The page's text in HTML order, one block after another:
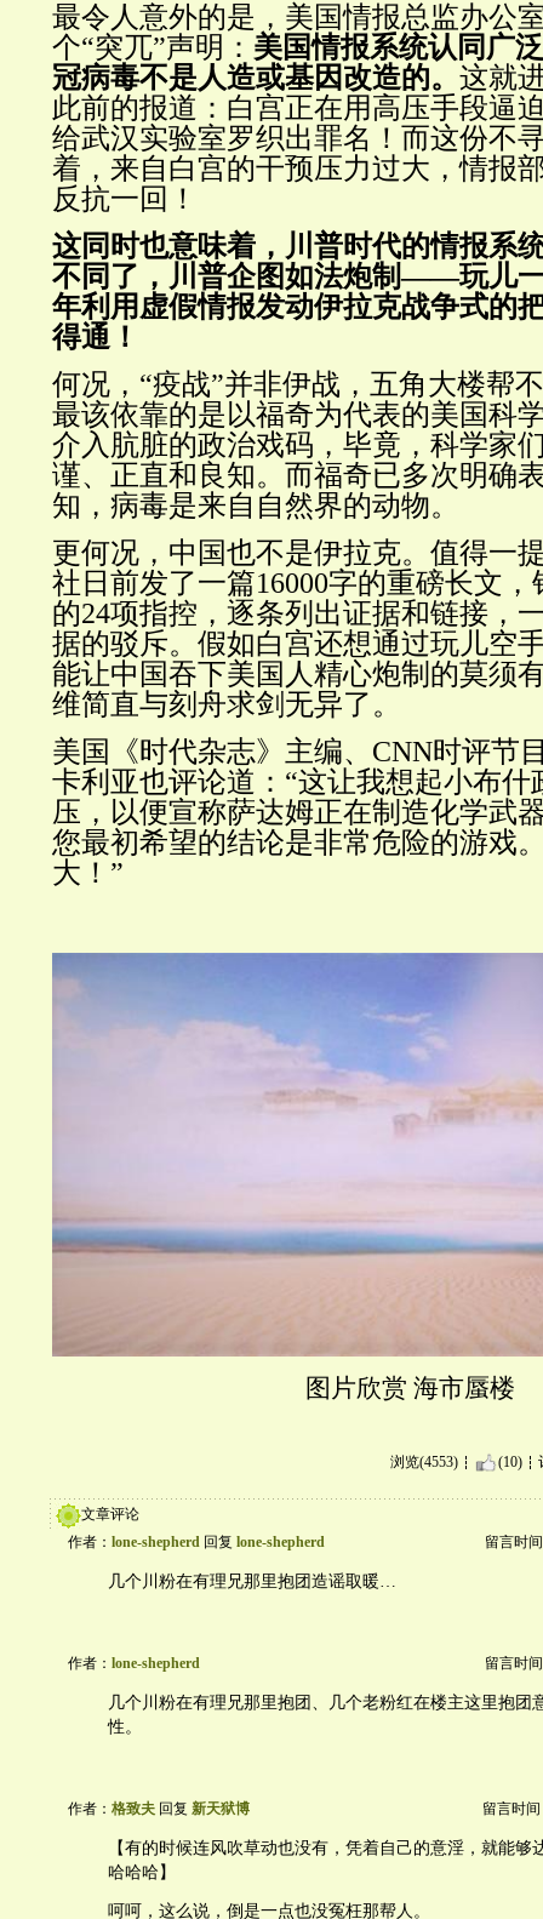
最令人意外的是，美国情报总监办公
个“突兀”声明： 美国情报系统认同广
冠病毒不是人造或基因改造的。 这就
此前的报道：白宫正在用高压手段逼
给武汉实验室罗织出罪名！而这份不
着，来自白宫的干预压力过大，情报
反抗一回！
这同时也意味着，川普时代的情报系
不同了，川普企图如法炮制——玩儿
年利用虚假情报发动伊拉克战争式的
得通！
何况，“疫战”并非伊战，五角大楼帮
最该依靠的是以福奇为代表的美国科
介入肮脏的政治戏码，毕竟，科学家
谨、正直和良知。而福奇已多次明确
知，病毒是来自自然界的动物。
更何况，中国也不是伊拉克。值得一
社日前发了一篇16000字的重磅长文
的24项指控， 逐条列出证据和链接，
据的驳斥。假如白宫还想通过玩儿空
能让中国吞下美国人精心炮制的莫须
维简直与刻舟求剑无异了。
美国《时代杂志》主编、CNN时评节
卡利亚也评论道：“这让我想起小布什
压，以便宣称萨达姆正在制造化学武
您最初希望的结论是非常危险的游戏
大！ ”
图片欣赏 海市蜃楼
浏览(4553) (10)
文章评论
作者： lone-shepherd 回复 lone-shepherd 留言时
几个川粉在有理兄那里抱团造谣取暖…
作者： lone-shepherd 留言时
几个川粉在有理兄那里抱团、几个老粉红在楼主这里抱团
性。
作者： 格致夫 回复 新天狱博 留言时间
【有的时候连风吹草动也没有，凭着自己的意淫，就能够
哈哈哈】
呵呵，这么说，倒是一点也没冤枉那帮人。